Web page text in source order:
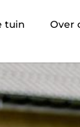
tuin Over